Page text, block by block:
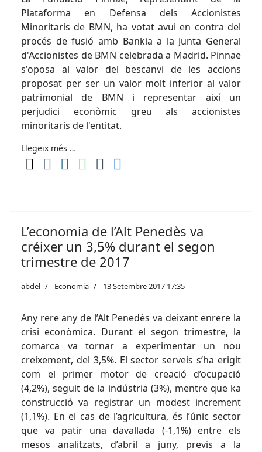
Plataforma en Defensa dels Accionistes
Minoritaris de BMN, ha votat avui en contra del
procés de fusió amb Bankia a la Junta General
d'Accionistes de BMN celebrada a Madrid. Pinnae
s'oposa al valor del bescanvi de les accions
proposat per ser un valor molt inferior al valor
patrimonial de BMN i representar així un
perjudici econòmic greu als accionistes
minoritaris de l'entitat.
Llegeix més …
L’economia de l’Alt Penedès va
créixer un 3,5% durant el segon
trimestre de 2017
abdel Economia 13 Setembre 2017 17:35
Any rere any de l’Alt Penedès va deixant enrere la
crisi econòmica. Durant el segon trimestre, la
comarca va tornar a experimentar un nou
creixement, del 3,5%. El sector serveis s’ha erigit
com el primer motor de creació d’ocupació
(4,2%), seguit de la indústria (3%), mentre que ka
construcció va registrar un modest increment
(1,1%). En el cas de l’agricultura, és l’únic sector
que va patir una davallada (-1,1%) entre els
mesos analitzats, d’abril a juny, previs a la